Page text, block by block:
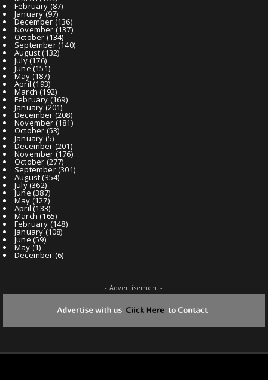
February (87)
January(97)
December (136)
November (137)
October (134)
September(140)
August(132)
July(176)
June(151)
May (187)
April (193)
March (192)
February (169)
January(201)
December (208)
November (181)
October (53)
January (5)
December(201)
November (176)
October (277)
September(301)
August(354)
July(362)
June(387)
May (127)
April (133)
March (165)
February (148)
January(108)
June (59)
May (1)
December (6)
- Advertisement -